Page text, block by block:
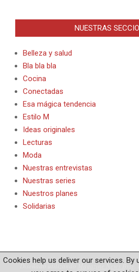
NUESTRAS
Belleza y salud
Bla bla bla
Cocina
Conectadas
Esa mágica tendencia
Estilo M
Ideas originales
Lecturas
Moda
Nuestras entrevistas
Nuestras series
Nuestros planes
Solidarias
Diseñado utilizandoMagazine News Byte
Cookies help us deliver our services. By